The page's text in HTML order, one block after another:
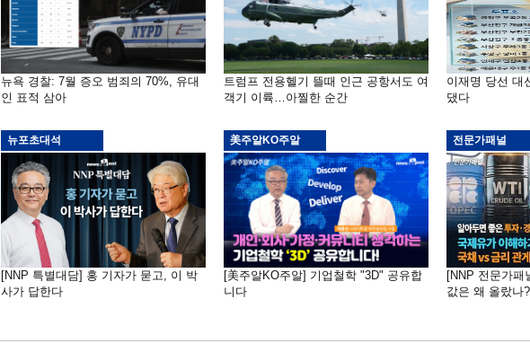
뉴욕 경찰: 7월 증오 범죄의 70%, 유대
인 표적 삼아
트럼프 전용헬기 뜰때 인근 공항서도 여
객기 이륙…아찔한 순간
이재명 당선 대
댔다
뉴포초대석
[NNP 특별대담] 홍 기자가 묻고, 이 박
사가 답한다
美주알KO주알
[美주알KO주알] 기업철학 "3D" 공유합
니다
전문가패널
[NNP 전문가패
값은 왜 올랐